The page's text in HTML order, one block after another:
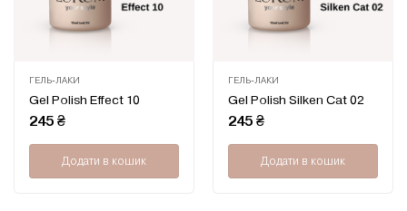
ГЕЛЬ-ЛАКИ
Оцінено
в
Gel Polish Effect 10
245₴
Додати в кошик
ГЕЛЬ-ЛАКИ
Оцінено
в
Gel Polish Silken Cat 02
245₴
Додати в кошик